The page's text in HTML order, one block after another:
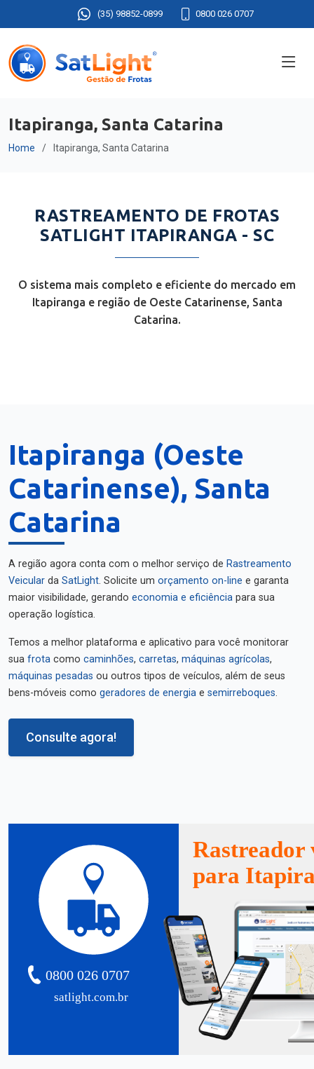
(35) 98852-0899 0800 026 0707
Itapiranga, Santa Catarina
Home Itapiranga, Santa Catarina
RASTREAMENTO DE FROTAS
SATLIGHT ITAPIRANGA - SC
O sistema mais completo e eficiente do mercado em
Itapiranga e região de Oeste Catarinense, Santa
Catarina.
Itapiranga (Oeste
Catarinense), Santa
Catarina
A região agora conta com o melhor serviço de Rastreamento
Veicular da SatLight. Solicite um orçamento on-line e garanta
maior visibilidade, gerando economia e eficiência para sua
operação logística.
Temos a melhor plataforma e aplicativo para você monitorar
sua frota como caminhões, carretas, máquinas agrícolas,
máquinas pesadas ou outros tipos de veículos, além de seus
bens-móveis como geradores de energia e semirreboques.
Consulte agora!
satlight.com.br
0800 026 0707
Rastreador
para